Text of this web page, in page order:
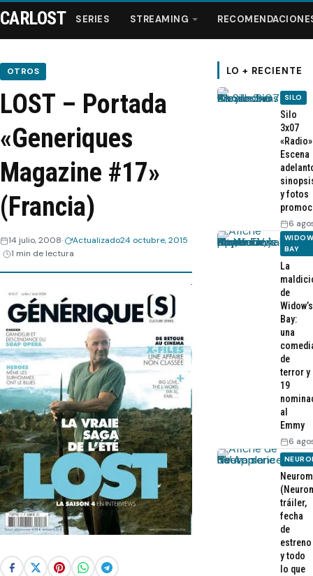
Series
Streaming
Recomendaciones
Webisodios
CARLOST SERIES STREAMING
OTROS
LOST – Portada
«Generiques
Magazine #17»
(Francia)
14 julio, 2008 Actualizado24 octubre, 2015
1 min de lectura
LO + RECIENTE
SILO
Silo
3x07
Escena
y fotos
6
BAY
La
de
Widow’s
Bay:
una
de
terror y
19
al
Emmy
6
tráiler,
fecha
de
estreno
y todo
lo que